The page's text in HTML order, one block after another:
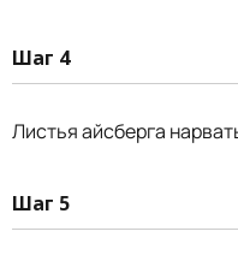
Шаг 4
Листья айсберга
Шаг 5